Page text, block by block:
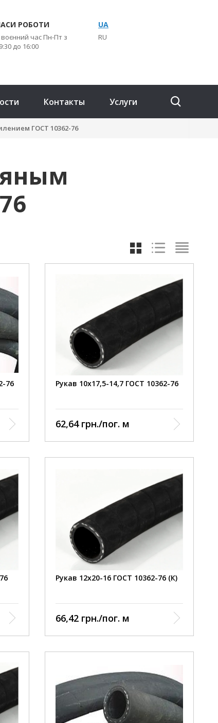
РОБОТИ
час Пн-Пт з
до 16:00
UA
RU
Контакты Услуги
ГОСТ 10362-76
76
Рукав 10х17,5-14,7 ГОСТ 10362-76
62,64 грн./пог. м
Рукав 12х20-16 ГОСТ 10362-76 (К)
66,42 грн./пог. м